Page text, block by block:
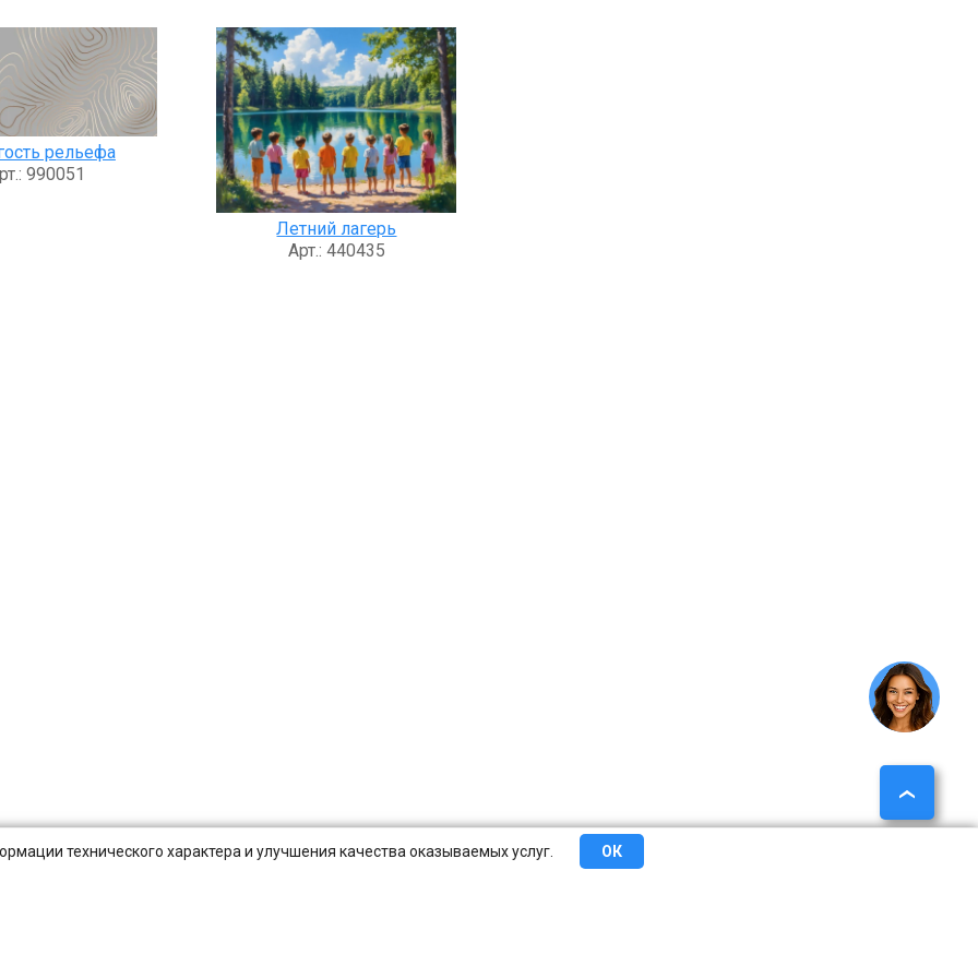
технического характера и улучшения качества оказываемых услуг. ОК
рельефа
990051
Летний лагерь
Арт.: 440435